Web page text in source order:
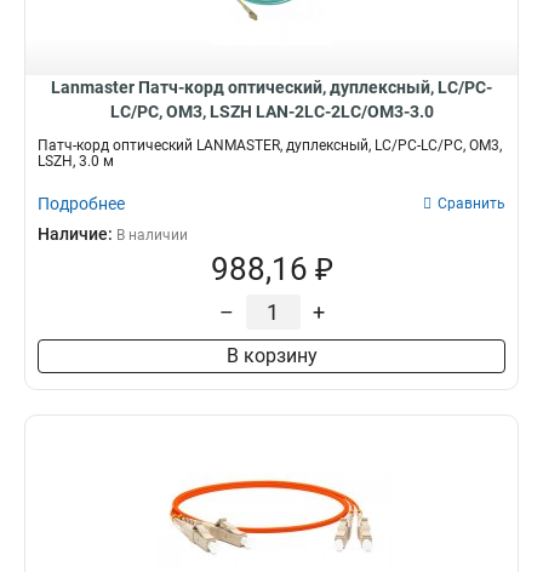
Lanmaster Патч-корд оптический, дуплексный, LC/PC-
LC/PC, OM3, LSZH LAN-2LC-2LC/OM3-3.0
Патч-корд оптический LANMASTER, дуплексный, LC/PC-LC/PC, OM3,
LSZH, 3.0 м
Подробнее Сравнить
Наличие: В наличии
988,16 ₽
– +
В корзину